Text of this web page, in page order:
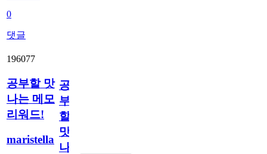
0
댓글
196077
공부할 맛
나는 메모
리워드!
maristella
공
부
할
맛
나